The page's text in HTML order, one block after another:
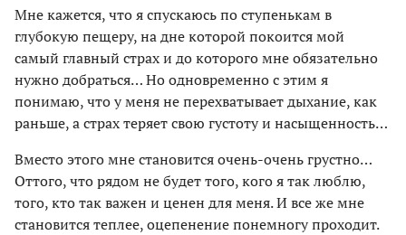
Мне кажется, что я спускаюсь по ступенькам в
глубокую пещеру, на дне которой покоится мой
самый главный страх и до которого мне обязательно
нужно добраться… Но одновременно с этим я
понимаю, что у меня не перехватывает дыхание, как
раньше, а страх теряет свою густоту и насыщенность…
Вместо этого мне становится очень-очень грустно…
Оттого, что рядом не будет того, кого я так люблю,
того, кто так важен и ценен для меня. И все же мне
становится теплее, оцепенение понемногу проходит.